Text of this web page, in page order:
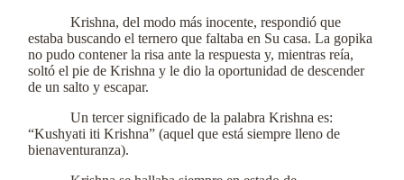
Krishna, del modo más inocente, respondió que
estaba buscando el ternero que faltaba en Su casa. La gopika
no pudo contener la risa ante la respuesta y, mientras reía,
soltó el pie de Krishna y le dio la oportunidad de descender
de un salto y escapar.
Un tercer significado de la palabra Krishna es:
“Kushyati iti Krishna” (aquel que está siempre lleno de
bienaventuranza).